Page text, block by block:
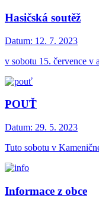
Hasičská soutěž
Datum: 12. 7. 2023
v sobotu 15. července v
POUŤ
Datum: 29. 5. 2023
Tuto sobotu v
Informace z obce